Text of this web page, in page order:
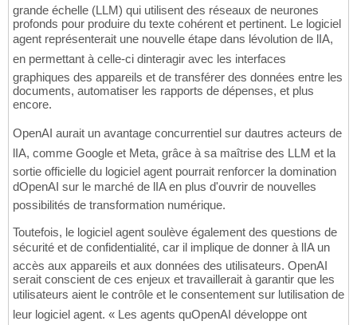
grande échelle (LLM) qui utilisent des réseaux de neurones
profonds pour produire du texte cohérent et pertinent. Le logiciel
agent représenterait une nouvelle étape dans lévolution de lIA,
en permettant à celle-ci dinteragir avec les interfaces
graphiques des appareils et de transférer des données entre les
documents, automatiser les rapports de dépenses, et plus
encore.
OpenAI aurait un avantage concurrentiel sur dautres acteurs de
lIA, comme Google et Meta, grâce à sa maîtrise des LLM et la
sortie officielle du logiciel agent pourrait renforcer la domination
dOpenAI sur le marché de lIA en plus d'ouvrir de nouvelles
possibilités de transformation numérique.
Toutefois, le logiciel agent soulève également des questions de
sécurité et de confidentialité, car il implique de donner à lIA un
accès aux appareils et aux données des utilisateurs. OpenAI
serait conscient de ces enjeux et travaillerait à garantir que les
utilisateurs aient le contrôle et le consentement sur lutilisation de
leur logiciel agent. « Les agents quOpenAI développe ont